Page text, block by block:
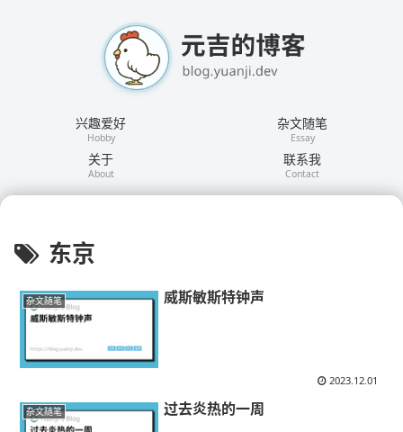
兴趣爱好
Hobby
杂文随笔
Essay
关于
About
联系我
Contact
东京
杂文随笔 威斯敏斯特钟声
2023.12.01
杂文随笔 过去炎热的一周